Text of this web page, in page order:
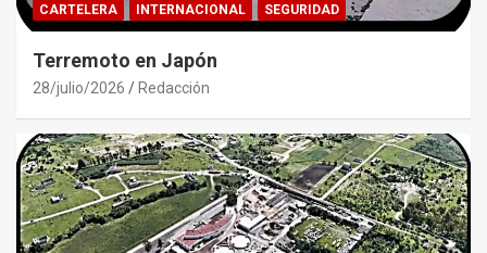
CARTELERA INTERNACIONAL SEGURIDAD
Terremoto en Japón
28/julio/2026 Redacción